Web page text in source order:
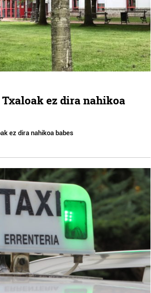
ez dira nahikoa
ez dira nahikoa babes